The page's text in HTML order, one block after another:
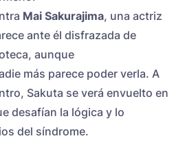
Mai Sakurajima, una actriz
ante él disfrazada de
aunque
más parece poder verla. A
Sakuta se verá envuelto en
desafían la lógica y lo
del síndrome.